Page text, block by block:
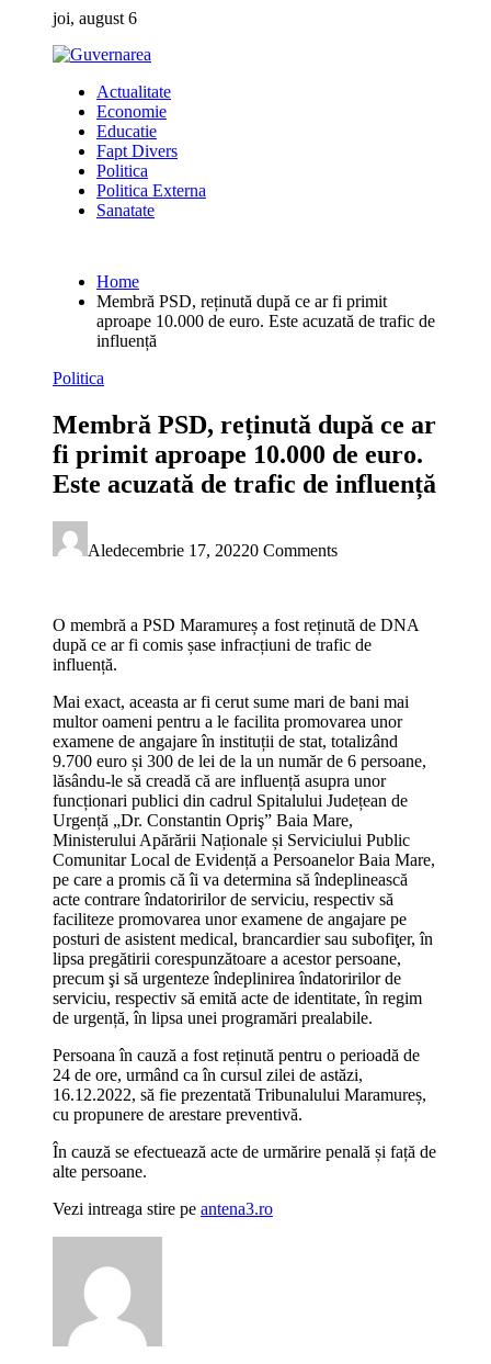
content
joi, august 6
Actualitate
Economie
Educatie
Fapt Divers
Politica
Politica Externa
Sanatate
Home
Membră PSD, reținută după ce ar fi primit
aproape 10.000 de euro. Este acuzată de trafic de
influență
Politica
Membră PSD, reținută după ce ar
fi primit aproape 10.000 de euro.
Este acuzată de trafic de influență
Aledecembrie 17, 20220 Comments
O membră a PSD Maramureș a fost reținută de DNA
după ce ar fi comis șase infracțiuni de trafic de
influență.
Mai exact, aceasta ar fi cerut sume mari de bani mai
multor oameni pentru a le facilita promovarea unor
examene de angajare în instituții de stat, totalizând
9.700 euro și 300 de lei de la un număr de 6 persoane,
lăsându-le să creadă că are influență asupra unor
funcționari publici din cadrul Spitalului Județean de
Urgență „Dr. Constantin Opriş” Baia Mare,
Ministerului Apărării Naționale și Serviciului Public
Comunitar Local de Evidență a Persoanelor Baia Mare,
pe care a promis că îi va determina să îndeplinească
acte contrare îndatoririlor de serviciu, respectiv să
faciliteze promovarea unor examene de angajare pe
posturi de asistent medical, brancardier sau subofiţer, în
lipsa pregătirii corespunzătoare a acestor persoane,
precum şi să urgenteze îndeplinirea îndatoririlor de
serviciu, respectiv să emită acte de identitate, în regim
de urgență, în lipsa unei programări prealabile.
Persoana în cauză a fost reținută pentru o perioadă de
24 de ore, urmând ca în cursul zilei de astăzi,
16.12.2022, să fie prezentată Tribunalului Maramureș,
cu propunere de arestare preventivă.
În cauză se efectuează acte de urmărire penală și față de
alte persoane.
Vezi intreaga stire pe antena3.ro